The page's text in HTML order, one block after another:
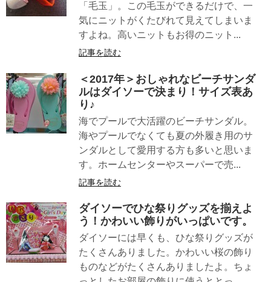
「毛玉」。この毛玉ができるだけで、一
気にニットがくたびれて見えてしまいま
すよね。高いニットもお得のニット...
記事を読む
＜2017年＞おしゃれなビーチサンダ
ルはダイソーで決まり！サイズ表あ
り♪
海でプールで大活躍のビーチサンダル。
海やプールでなくても夏の外履き用のサ
ンダルとして愛用する方も多いと思いま
す。ホームセンターやスーパーで売...
記事を読む
ダイソーでひな祭りグッズを揃えよ
う！かわいい飾りがいっぱいです。
ダイソーには早くも、ひな祭りグッズが
たくさんありました。かわいい桜の飾り
ものなどがたくさんありましたよ。ちょ